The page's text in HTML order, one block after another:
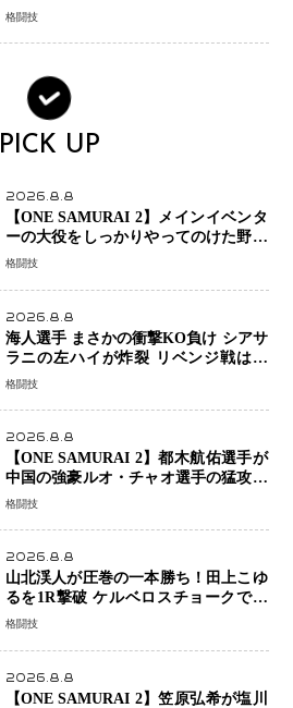
ョンか混迷続く
格闘技
PICK UP
2026.8.8
【ONE SAMURAI 2】メインイベンタ
ーの大役をしっかりやってのけた野杁
正明が衝撃のリベンジ！ リウ・メン
ーで完全決着
格闘技
2026.8.8
海人選手 まさかの衝撃KO負け シアサ
ラニの左ハイが炸裂 リベンジ戦は一
瞬で決着
格闘技
2026.8.8
【ONE SAMURAI 2】都木航佑選手が
中国の強豪ルオ・チャオ選手の猛攻を
受けながらも的確な攻撃で応戦 最後
格闘技
2026.8.8
山北渓人が圧巻の一本勝ち！田上こゆ
るを1R撃破 ケルベロスチョークで存
在感を示す
格闘技
2026.8.8
【ONE SAMURAI 2】笠原弘希が塩川